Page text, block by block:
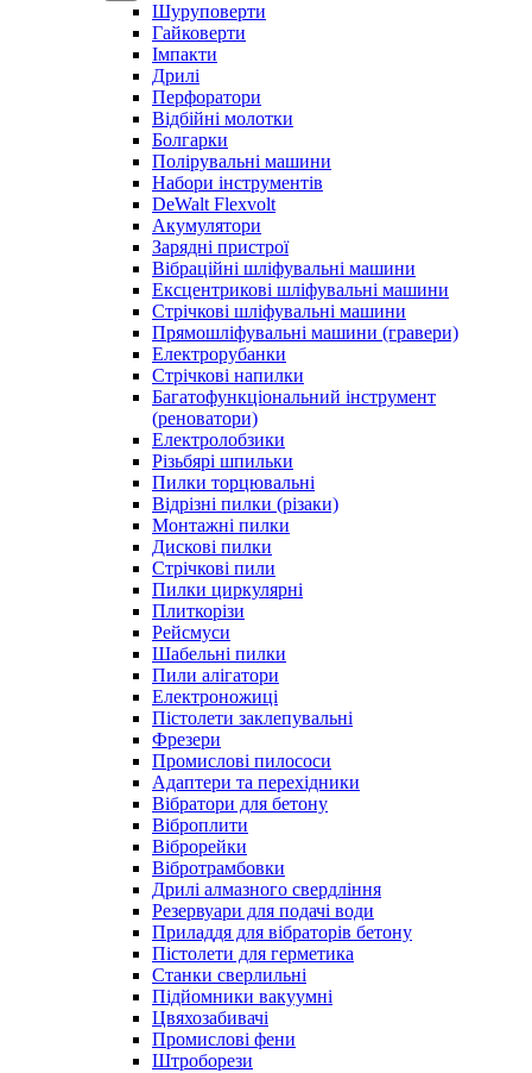
Шуруповерти
Гайковерти
Імпакти
Дрилі
Перфоратори
Відбійні молотки
Болгарки
Полірувальні машини
Набори інструментів
DeWalt Flexvolt
Акумулятори
Зарядні пристрої
Вібраційні шліфувальні машини
Ексцентрикові шліфувальні машини
Стрічкові шліфувальні машини
Прямошліфувальні машини (гравери)
Електрорубанки
Стрічкові напилки
Багатофункціональний інструмент
(реноватори)
Електролобзики
Різьбярі шпильки
Пилки торцювальні
Відрізні пилки (різаки)
Монтажні пилки
Дискові пилки
Стрічкові пили
Пилки циркулярні
Плиткорізи
Рейсмуси
Шабельні пилки
Пили алігатори
Електроножиці
Пістолети заклепувальні
Фрезери
Промислові пилососи
Адаптери та перехідники
Вібратори для бетону
Віброплити
Віброрейки
Вібротрамбовки
Дрилі алмазного свердління
Резервуари для подачі води
Приладдя для вібраторів бетону
Пістолети для герметика
Станки сверлильні
Підйомники вакуумні
Цвяхозабивачі
Промислові фени
Штроборези